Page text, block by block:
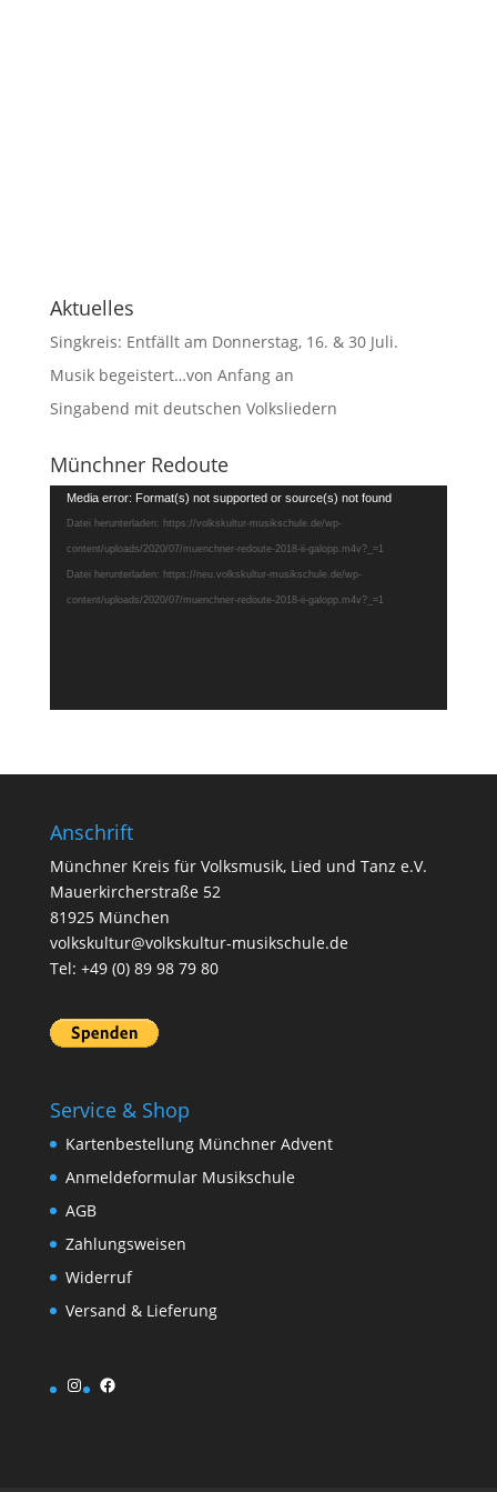
Aktuelles
Singkreis: Entfällt am Donnerstag, 16. & 30 Juli.
Musik begeistert…von Anfang an
Singabend mit deutschen Volksliedern
Münchner Redoute
Video-
Player
Media error: Format(s) not supported or source(s) not found
Datei herunterladen: https://volkskultur-musikschule.de/wp-
content/uploads/2020/07/muenchner-redoute-2018-ii-galopp.m4v?_=1
Datei herunterladen: https://neu.volkskultur-musikschule.de/wp-
content/uploads/2020/07/muenchner-redoute-2018-ii-galopp.m4v?_=1
Anschrift
Münchner Kreis für Volksmusik, Lied und Tanz e.V.
Mauerkircherstraße 52
81925 München
volkskultur@volkskultur-musikschule.de
Tel: +49 (0) 89 98 79 80
Service & Shop
Kartenbestellung Münchner Advent
Anmeldeformular Musikschule
AGB
Zahlungsweisen
Widerruf
Versand & Lieferung
Instagram
Facebook